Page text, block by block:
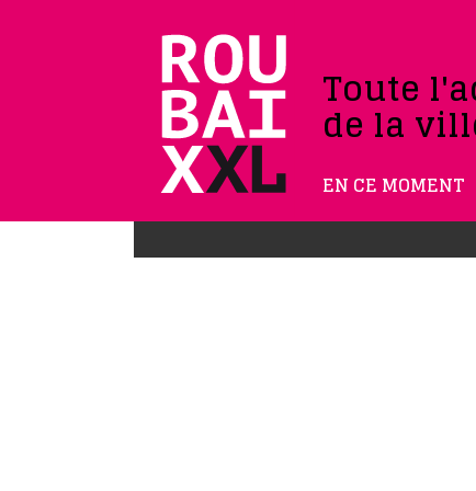
Toute
de la
EN CE MOMENT